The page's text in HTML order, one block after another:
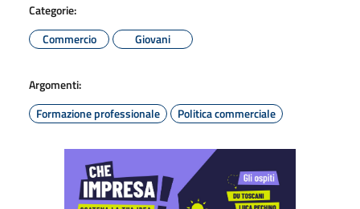
Categorie:
Commercio
Giovani
Argomenti:
Formazione professionale
Politica commerciale